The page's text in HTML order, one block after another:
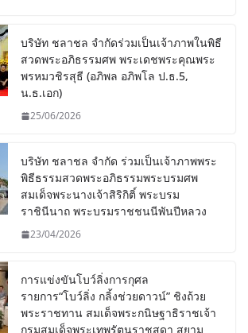
บริษัท ชลาชล จำกัดร่วมเป็นเจ้าภาพในพิธี
สวดพระอภิธรรมศพ พระเดชพระคุณพระ
พรหมวชิรสุธี (อภิพล อภิพโล ป.ธ.5,
น.ธ.เอก)
25/06/2026
บริษัท ชลาชล จำกัด ร่วมเป็นเจ้าภาพพระ
พิธีธรรมสวดพระอภิธรรมพระบรมศพ
สมเด็จพระนางเจ้าสิริกิติ์ พระบรม
ราชินีนาถ พระบรมราชชนนีพันปีหลวง
23/04/2026
การแข่งขันโบว์ลิ่งการกุศล
รายการ“โบว์ลิ่ง กลิ้งช่วยดาวน์” ชิงถ้วย
พระราชทาน สมเด็จพระกนิษฐาธิราชเจ้า
กรมสมเด็จพระเทพรัตนราชสุดา สยาม